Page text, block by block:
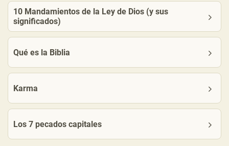
10 Mandamientos de la Ley de Dios (y sus
significados)
Qué es la Biblia
Karma
Los 7 pecados capitales